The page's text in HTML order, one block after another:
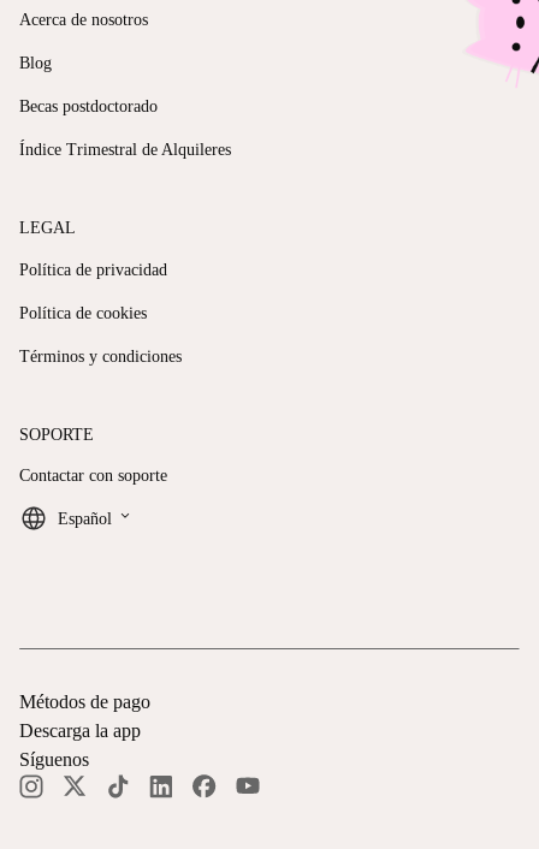
Acerca de nosotros
Blog
Becas postdoctorado
Índice Trimestral de Alquileres
LEGAL
Política de privacidad
Política de cookies
Términos y condiciones
SOPORTE
Contactar con soporte
Español keyboard_arrow_down
Métodos de pago
Descarga la app
Síguenos